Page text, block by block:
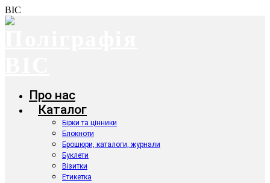
ВІС
Про нас
Каталог
Бірки та цінники
Блокноти
Брошюри, каталоги, журнали
Буклети
Візитки
Етикетка